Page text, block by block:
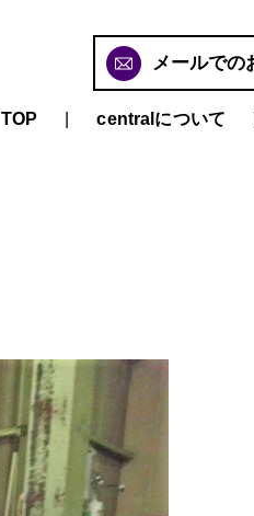
メールでの
TOP centralについて